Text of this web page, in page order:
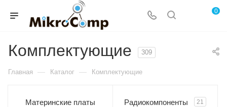
0
Комплектующие 309
Главная — Каталог — Комплектующие
Материнские платы Радиокомпоненты 21